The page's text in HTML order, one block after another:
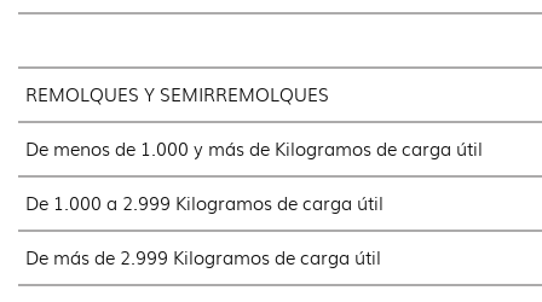
REMOLQUES Y SEMIRREMOLQUES
De menos de 1.000 y más de Kilogramos de carga útil
De 1.000 a 2.999 Kilogramos de carga útil
De más de 2.999 Kilogramos de carga útil